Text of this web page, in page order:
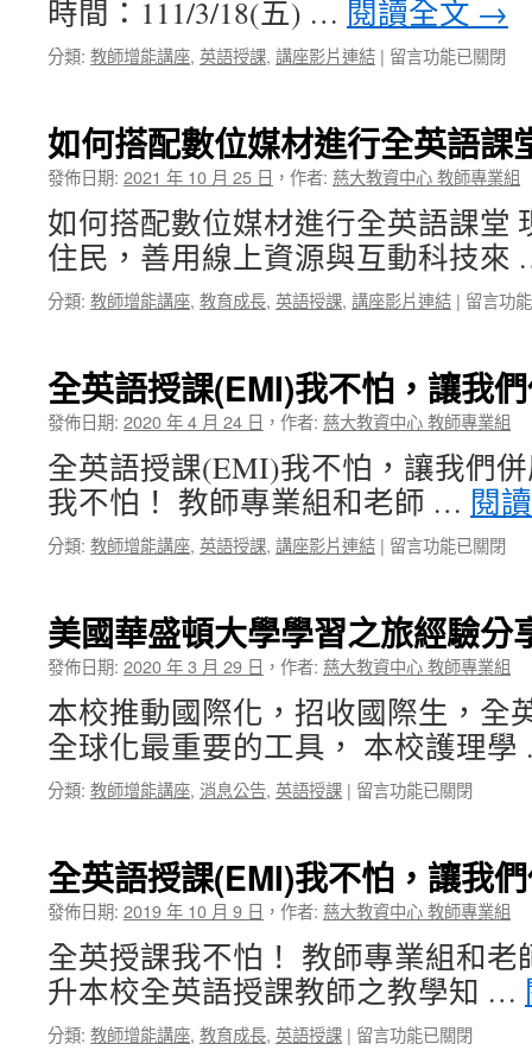
中
教
學
策
學
習
資
源〉
中
時間：111/3/18(五) … 閱讀全文 →
分類: 教師增能講座, 英語授課, 講座影片連結 | 在
推
動
EMI
做
法：
以
國
立
師
範
大
學
為
例〉
留言功能已關閉
如何搭配數位媒材進行全英語課
發佈日期: 2021 年 10 月 25 日 ， 作者: 慈大教資中心 教師專業組
如何搭配數位媒材進行全英語課堂
住民，善用線上資源與互動科技
分類: 教師增能講座, 教育成長, 英語授課, 講座影片連結 | 在
搭
配
數
媒
材
進
行
全
課
堂〉
中
留言功
全英語授課(EMI)我不怕，讓我
發佈日期: 2020 年 4 月 24 日 ， 作者: 慈大教資中心 教師專業組
全英語授課(EMI)我不怕，讓我們
我不怕！ 教師專業組和老師 … 閱
分類: 教師增能講座, 英語授課, 講座影片連結 | 在
語
授
課
我
不
怕，
讓
我
肩
逗
陣
行〉
中
留言功能已關閉
美國華盛頓大學學習之旅經驗分
發佈日期: 2020 年 3 月 29 日 ， 作者: 慈大教資中心 教師專業組
本校推動國際化，招收國際生，全
全球化最重要的工具， 本校護理
分類: 教師增能講座, 消息公告, 英語授課 | 在
華
盛
頓
學
學
習
之
旅
留言功能已關閉
全英語授課(EMI)我不怕，讓我
發佈日期: 2019 年 10 月 9 日 ， 作者: 慈大教資中心 教師專業組
全英授課我不怕！ 教師專業組和老
升本校全英語授課教師之教學知 …
分類: 教師增能講座, 教育成長, 英語授課 | 在
留言功能已關閉